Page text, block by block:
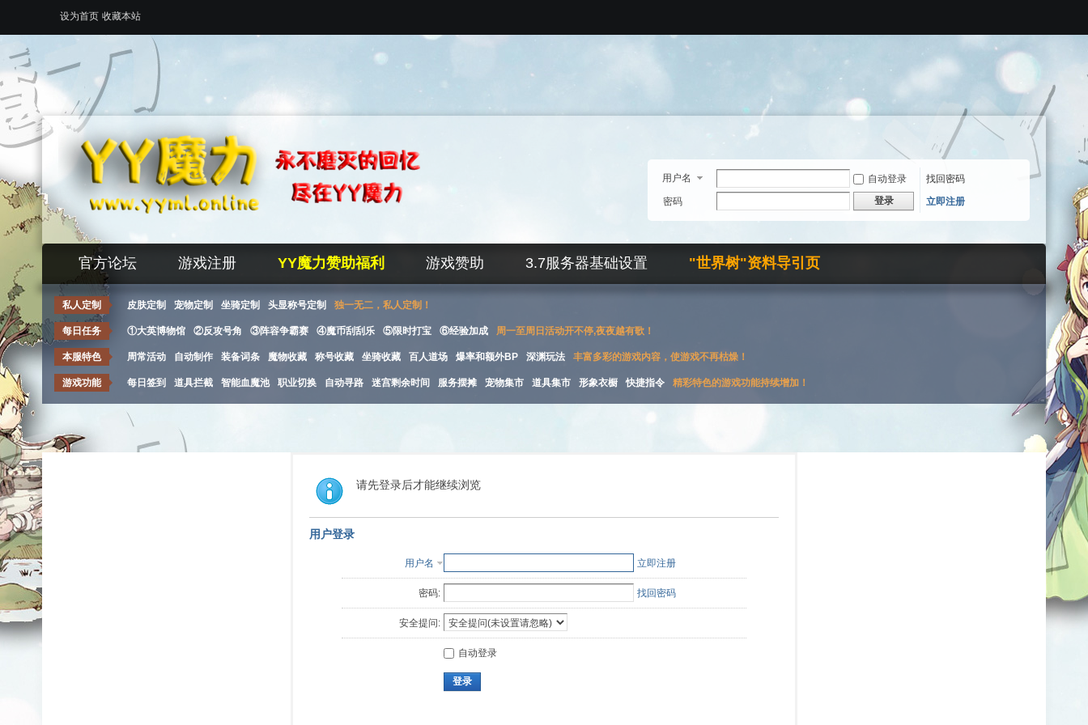
设为首页 收藏本站
用户名 自动登录
找回密码
密码
登录 立即注册
官方论坛 游戏注册 YY魔力赞助福利 游戏赞助 3.7服务器基础设置 "世界树"资料导引页
私人定制 皮肤定制 宠物定制 坐骑定制 头显称号定制 独一无二，私人定制！
每日任务 ①大英博物馆 ②反攻号角 ③阵容争霸赛 ④魔币刮刮乐 ⑤限时打宝 ⑥经验加成 周一至周日活动开不停,夜夜越有歌！
本服特色 周常活动 自动制作 装备词条 魔物收藏 称号收藏 坐骑收藏 百人道场 爆率和额外BP 深渊玩法 丰富多彩的游戏内容，使游戏不再枯燥！
游戏功能 每日签到 道具拦截 智能血魔池 职业切换 自动寻路 迷宫剩余时间 服务摆摊 宠物集市 道具集市 形象衣橱 快捷指令 精彩特色的游戏功能持续增加！
请先登录后才能继续浏览
用户登录
用户名 立即注册
密码: 找回密码
安全提问:
自动登录
登录